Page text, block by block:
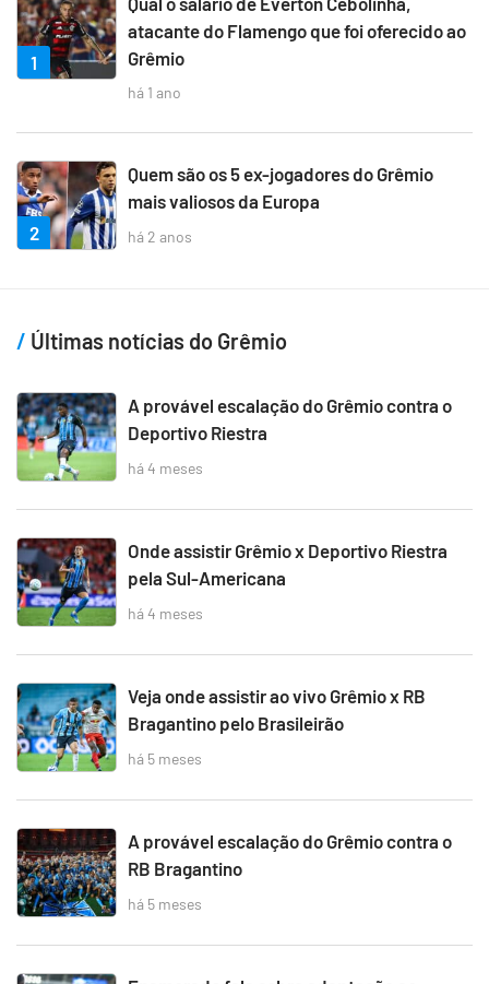
1
atacante do Flamengo que foi oferecido ao
Grêmio
há 1 ano
2
Quem são os 5 ex-jogadores do Grêmio
mais valiosos da Europa
há 2 anos
Últimas notícias do Grêmio
A provável escalação do Grêmio contra o
Deportivo Riestra
há 4 meses
Onde assistir Grêmio x Deportivo Riestra
pela Sul-Americana
há 4 meses
Veja onde assistir ao vivo Grêmio x RB
Bragantino pelo Brasileirão
há 5 meses
A provável escalação do Grêmio contra o
RB Bragantino
há 5 meses